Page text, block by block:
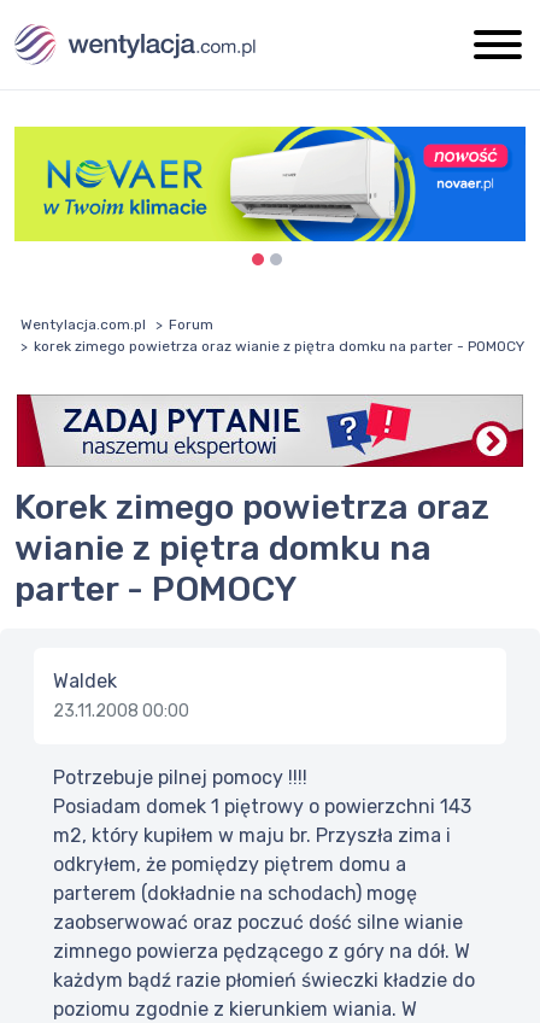
Wentylacja.com.pl
Forum
korek zimego powietrza oraz wianie z piętra domku na parter - POMOCY
korek zimego powietrza oraz
wianie z piętra domku na
parter - POMOCY
Waldek
23.11.2008 00:00
Potrzebuje pilnej pomocy !!!!
Posiadam domek 1 piętrowy o powierzchni 143
m2, który kupiłem w maju br. Przyszła zima i
odkryłem, że pomiędzy piętrem domu a
parterem (dokładnie na schodach) mogę
zaobserwować oraz poczuć dość silne wianie
zimnego powierza pędzącego z góry na dół. W
każdym bądź razie płomień świeczki kładzie do
poziomu zgodnie z kierunkiem wiania. W